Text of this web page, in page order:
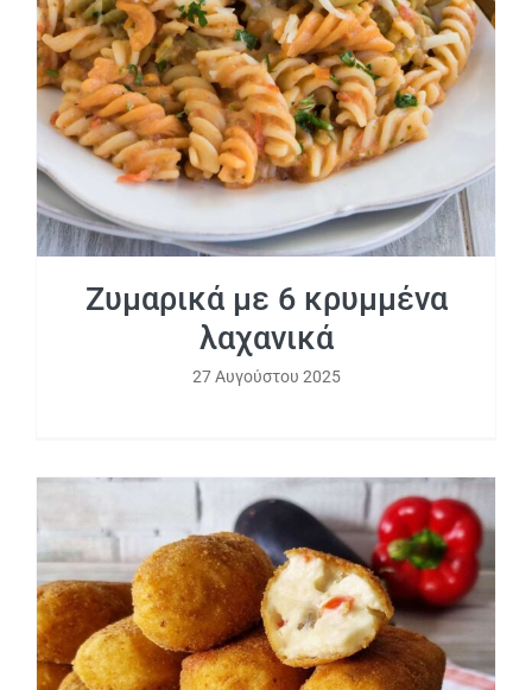
Ζυμαρικά με 6 κρυμμένα λαχανικά
Ζυμαρικά με 6 κρυμμένα
λαχανικά
27 Αυγούστου 2025